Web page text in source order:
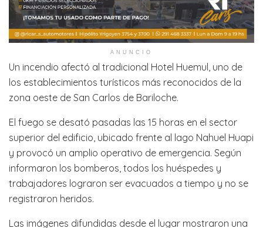
ANUNCIO
Un incendio afectó al tradicional Hotel Huemul, uno de
los establecimientos turísticos más reconocidos de la
zona oeste de San Carlos de Bariloche.
El fuego se desató pasadas las 15 horas en el sector
superior del edificio, ubicado frente al lago Nahuel Huapi
y provocó un amplio operativo de emergencia. Según
informaron los bomberos, todos los huéspedes y
trabajadores lograron ser evacuados a tiempo y no se
registraron heridos.
Las imágenes difundidas desde el lugar mostraron una